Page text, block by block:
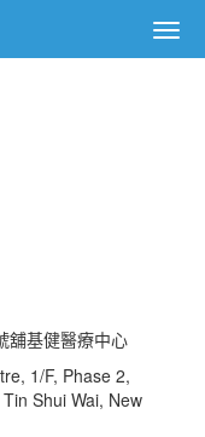
舖基健醫療中心
1/F, Phase 2,
Shui Wai, New